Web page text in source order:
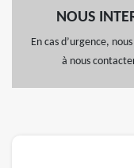
NOUS
En cas d’urgence,
à nous